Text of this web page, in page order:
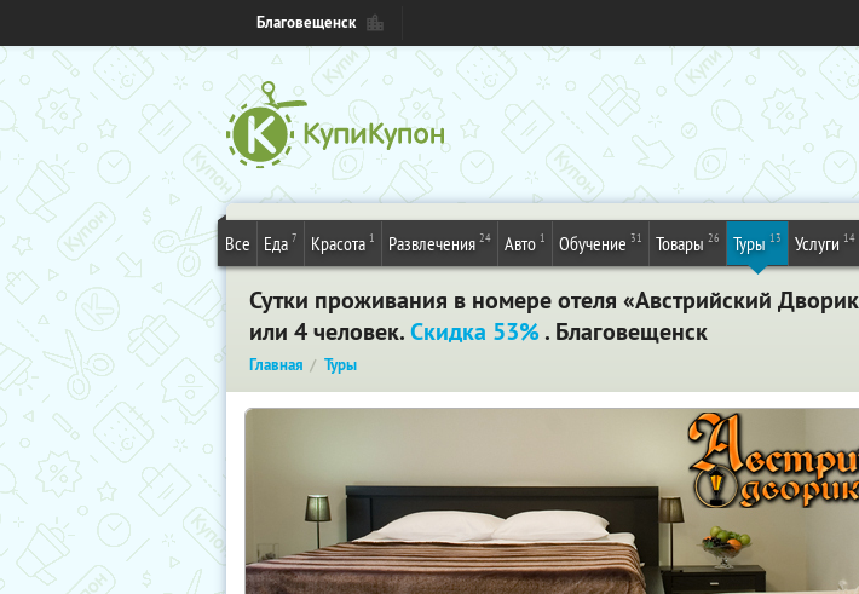
Благовещенск
Все Еда 7 Красота 1 Развлечения 24 Авто 1 Обучение 31 Товары 26 Туры 13 Услуги 14
Сутки проживания в номере отеля «Австрийский
или 4 человек.Скидка 53%. Благовещенск
Главная Туры